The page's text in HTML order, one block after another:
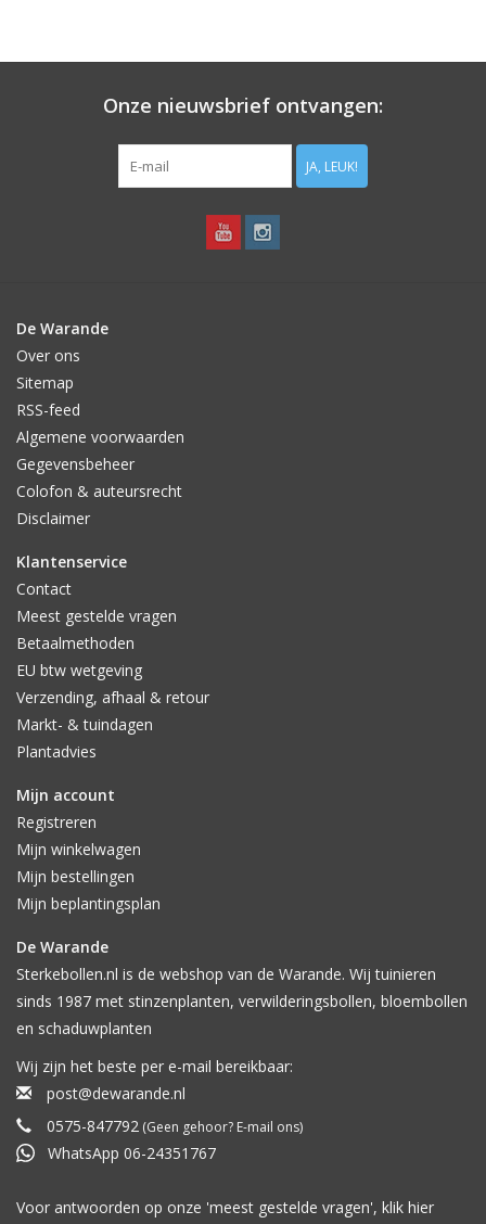
Onze nieuwsbrief ontvangen:
JA, LEUK!
De Warande
Over ons
Sitemap
RSS-feed
Algemene voorwaarden
Gegevensbeheer
Colofon & auteursrecht
Disclaimer
Klantenservice
Contact
Meest gestelde vragen
Betaalmethoden
EU btw wetgeving
Verzending, afhaal & retour
Markt- & tuindagen
Plantadvies
Mijn account
Registreren
Mijn winkelwagen
Mijn bestellingen
Mijn beplantingsplan
De Warande
Sterkebollen.nl is de webshop van de Warande. Wij tuinieren
sinds 1987 met stinzenplanten, verwilderingsbollen, bloembollen
en schaduwplanten
Wij zijn het beste per e-mail bereikbaar:
post@dewarande.nl
0575-847792 (Geen gehoor? E-mail ons)
WhatsApp 06-24351767
Voor antwoorden op onze 'meest gestelde vragen', klik hier